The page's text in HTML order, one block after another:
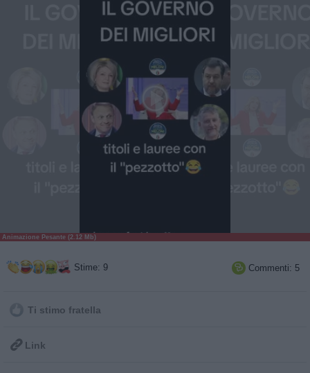
Animazione Pesante (2.12 Mb)
Stime: 9  Commenti: 5
Ti stimo fratella
 Link